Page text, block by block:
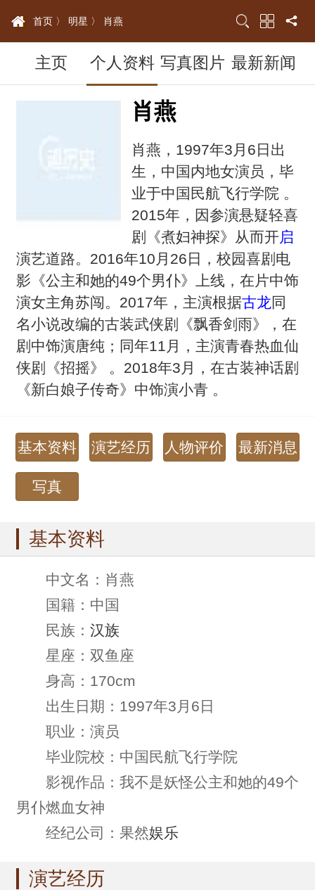
首页 〉 明星 〉 肖燕
主页 个人资料 写真图片 最新新闻
肖燕
肖燕，1997年3月6日出
生，中国内地女演员，毕
业于中国民航飞行学院 。
2015年，因参演悬疑轻喜
剧《煮妇神探》从而开启
演艺道路。2016年10月26日，校园喜剧电
影《公主和她的49个男仆》上线，在片中饰
演女主角苏闯。2017年，主演根据古龙同
名小说改编的古装武侠剧《飘香剑雨》，在
剧中饰演唐纯；同年11月，主演青春热血仙
侠剧《招摇》 。2018年3月，在古装神话剧
《新白娘子传奇》中饰演小青 。
基本资料 演艺经历 人物评价 最新消息
写真
基本资料
中文名：肖燕
国籍：中国
民族： 汉族
星座：双鱼座
身高：170cm
出生日期：1997年3月6日
职业：演员
毕业院校：中国民航飞行学院
影视作品：我不是妖怪公主和她的49个
男仆燃血女神
经纪公司：果然娱乐
演艺经历